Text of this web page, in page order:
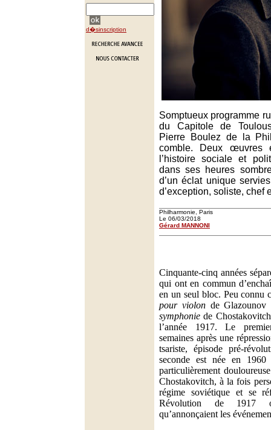
d�sinscription
Somptueux programme
du Capitole de
Pierre Boulez de la
comble. Deux œuvres
l’histoire sociale et
dans ses heures
d’un éclat unique
d’exception, soliste, chef
Philharmonie, Paris
Le 06/03/2018
Gérard MANNONI
Cinquante-cinq années
qui ont en commun
en un seul bloc. Peu connu
pour violonde Glazounov
symphonie de
l’année 1917. Le
semaines après une
tsariste, épisode pré-
seconde est née en 1960
particulièrement
Chostakovitch, à la fois
régime soviétique et se
Révolution de 1917
qu’annonçaient les